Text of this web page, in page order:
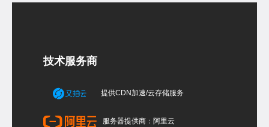
技术服务商
提供CDN加速/云存储服务
服务器提供商：阿里云